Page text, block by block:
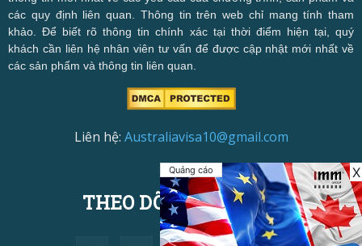
Quảng cáo X
các quy định liên quan. Thông tin trên web chỉ mang tính tham
khảo. Để biết rõ thông tin chính xác tại thời điểm hiện tại, quý
khách cần liên hệ nhân viên tư vấn để được cập nhật mới nhất về
các sản phẩm và thông tin liên quan.
Liên hệ: Australiavisa10@gmail.com
THEO DÕI CHÚNG TÔI